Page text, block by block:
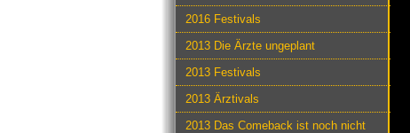
2016 Festivals
2013 Die Ärzte ungeplant
2013 Festivals
2013 Ärztivals
2013 Das Comeback ist noch nicht